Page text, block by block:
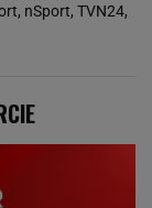
nSport, TVN24,